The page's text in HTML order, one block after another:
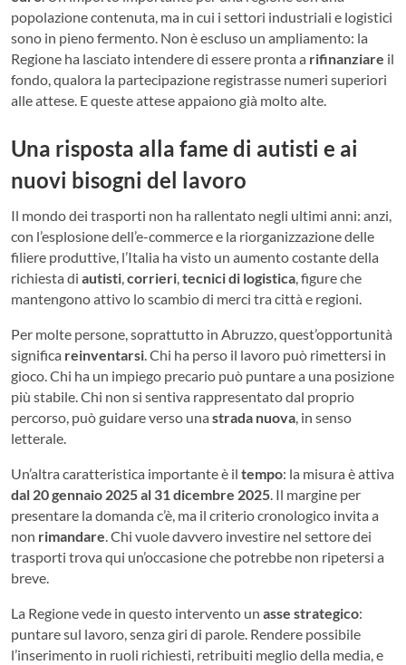
popolazione contenuta, ma in cui i settori industriali e logistici
sono in pieno fermento. Non è escluso un ampliamento: la
Regione ha lasciato intendere di essere pronta a rifinanziare il
fondo, qualora la partecipazione registrasse numeri superiori
alle attese. E queste attese appaiono già molto alte.
Una risposta alla fame di autisti e ai
nuovi bisogni del lavoro
Il mondo dei trasporti non ha rallentato negli ultimi anni: anzi,
con l’esplosione dell’e-commerce e la riorganizzazione delle
filiere produttive, l’Italia ha visto un aumento costante della
richiesta di autisti corrieri tecnici di logistica , figure che
mantengono attivo lo scambio di merci tra città e regioni.
Per molte persone, soprattutto in Abruzzo, quest’opportunità
significa reinventarsi . Chi ha perso il lavoro può rimettersi in
gioco. Chi ha un impiego precario può puntare a una posizione
più stabile. Chi non si sentiva rappresentato dal proprio
percorso, può guidare verso una strada nuova , in senso
letterale.
Un’altra caratteristica importante è il tempo: la misura è attiva
dal 20 gennaio 2025 al 31 dicembre 2025 . Il margine per
presentare la domanda c’è, ma il criterio cronologico invita a
non rimandare . Chi vuole davvero investire nel settore dei
trasporti trova qui un’occasione che potrebbe non ripetersi a
breve.
La Regione vede in questo intervento un asse strategico:
puntare sul lavoro, senza giri di parole. Rendere possibile
l’inserimento in ruoli richiesti, retribuiti meglio della media, e